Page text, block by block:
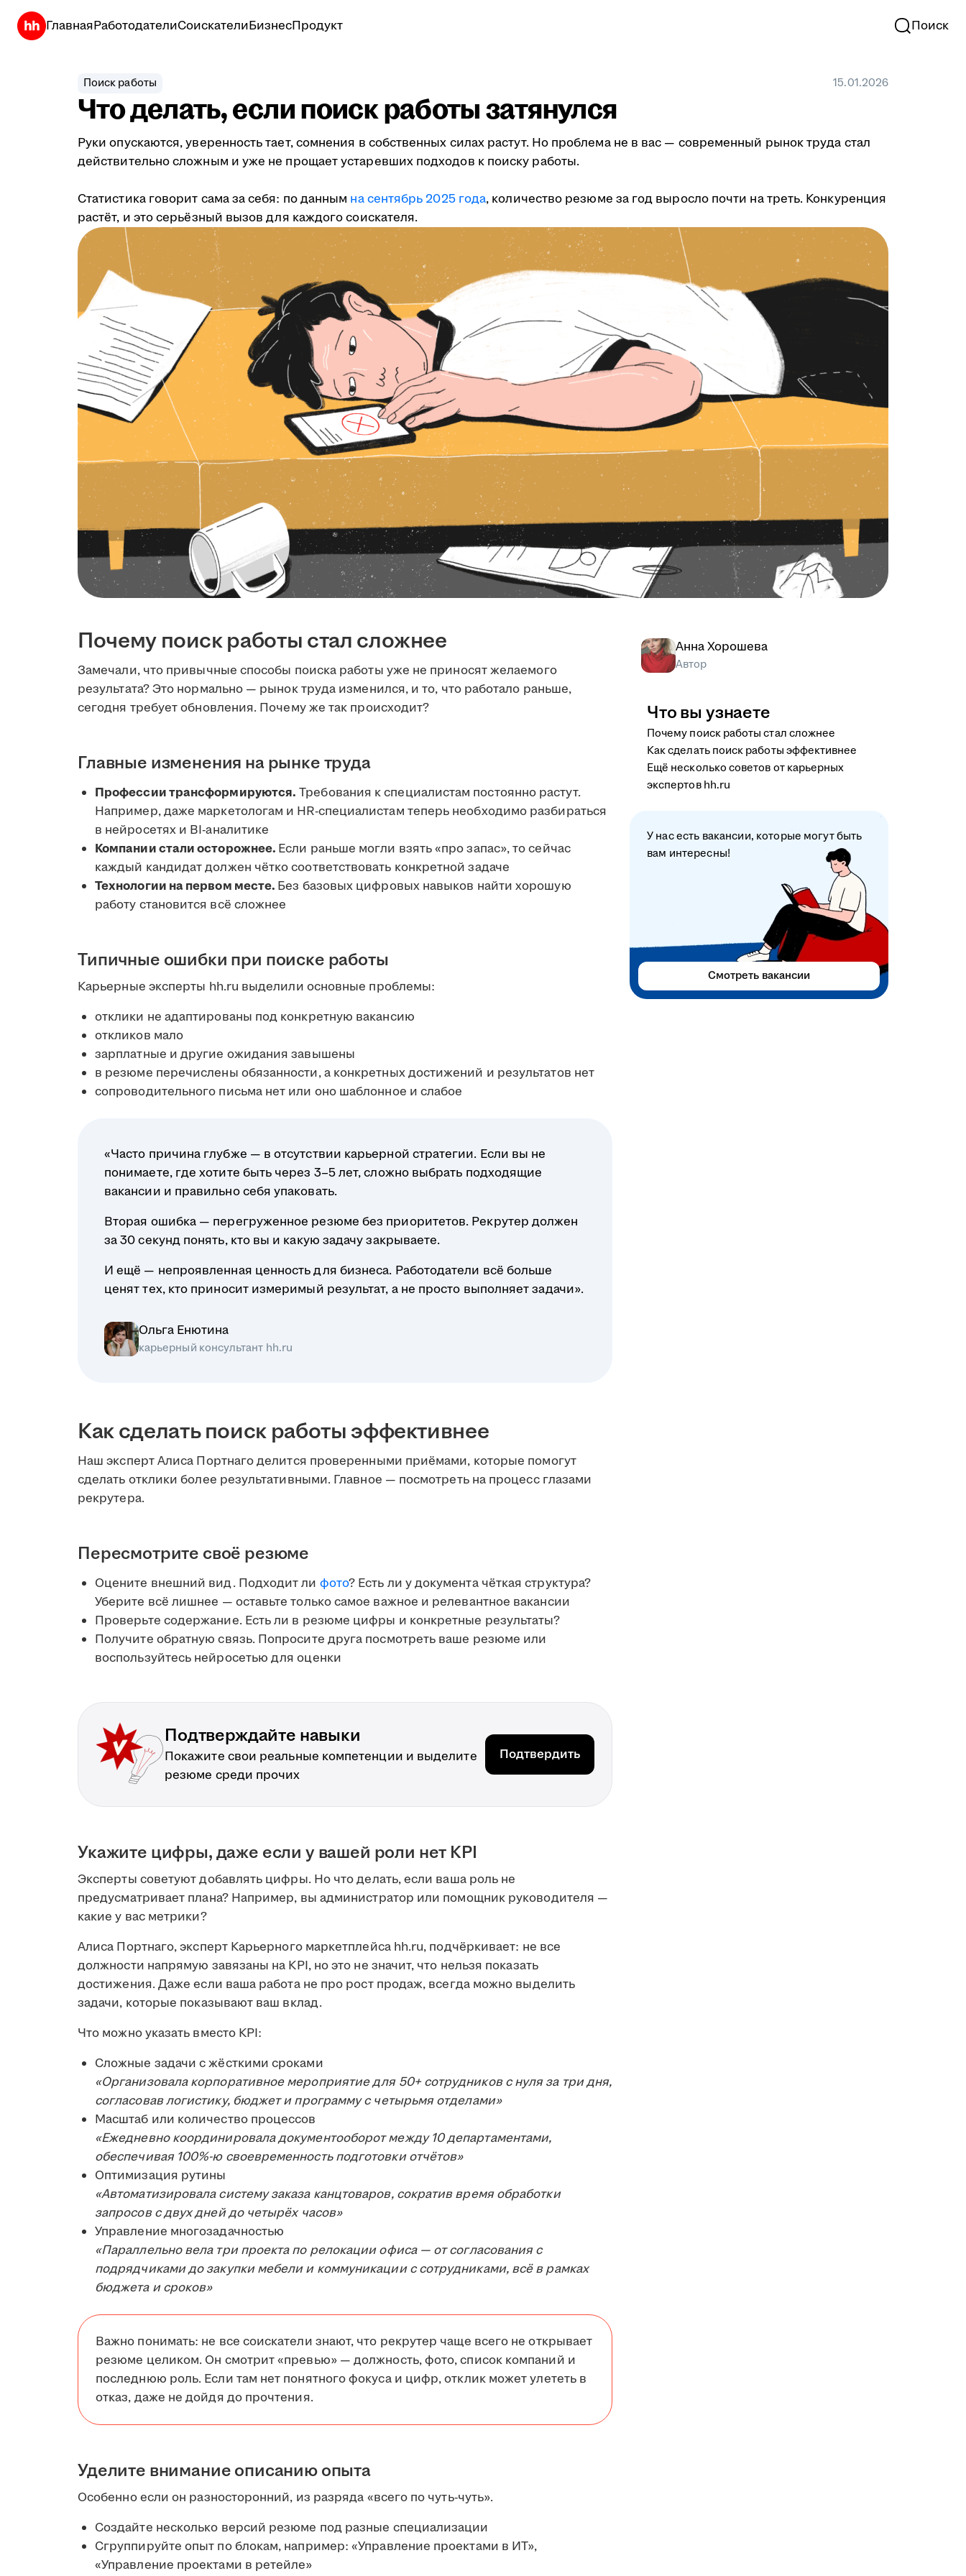
ГлавнаяРаботодателиСоискателиБизнесПродукт Поиск
Поиск работы 15.01.2026
Что делать, если поиск работы затянулся
Руки опускаются, уверенность тает, сомнения в собственных силах растут. Но проблема не в вас — современный рынок труда стал
действительно сложным и уже не прощает устаревших подходов к поиску работы.
Статистика говорит сама за себя: по данным на сентябрь 2025 года, количество резюме за год выросло почти на треть. Конкуренция
растёт, и это серьёзный вызов для каждого соискателя.
Почему поиск работы стал сложнее
Замечали, что привычные способы поиска работы уже не приносят желаемого
результата? Это нормально — рынок труда изменился, и то, что работало раньше,
сегодня требует обновления. Почему же так происходит?
Главные изменения на рынке труда
Профессии трансформируются. Требования к специалистам постоянно растут.
Например, даже маркетологам и HR-специалистам теперь необходимо разбираться
в нейросетях и BI-аналитике
Компании стали осторожнее. Если раньше могли взять «про запас», то сейчас
каждый кандидат должен чётко соответствовать конкретной задаче
Технологии на первом месте. Без базовых цифровых навыков найти хорошую
работу становится всё сложнее
Типичные ошибки при поиске работы
Карьерные эксперты hh.ru выделили основные проблемы:
отклики не адаптированы под конкретную вакансию
откликов мало
зарплатные и другие ожидания завышены
в резюме перечислены обязанности, а конкретных достижений и результатов нет
сопроводительного письма нет или оно шаблонное и слабое
«Часто причина глубже — в отсутствии карьерной стратегии. Если вы не
понимаете, где хотите быть через 3–5 лет, сложно выбрать подходящие
вакансии и правильно себя упаковать.
Вторая ошибка — перегруженное резюме без приоритетов. Рекрутер должен
за 30 секунд понять, кто вы и какую задачу закрываете.
И ещё — непроявленная ценность для бизнеса. Работодатели всё больше
ценят тех, кто приносит измеримый результат, а не просто выполняет задачи».
Ольга Енютина
карьерный консультант hh.ru
Как сделать поиск работы эффективнее
Наш эксперт Алиса Портнаго делится проверенными приёмами, которые помогут
сделать отклики более результативными. Главное — посмотреть на процесс глазами
рекрутера.
Пересмотрите своё резюме
Оцените внешний вид. Подходит ли фото? Есть ли у документа чёткая структура?
Уберите всё лишнее — оставьте только самое важное и релевантное вакансии
Проверьте содержание. Есть ли в резюме цифры и конкретные результаты?
Получите обратную связь. Попросите друга посмотреть ваше резюме или
воспользуйтесь нейросетью для оценки
Подтверждайте навыки
Покажите свои реальные компетенции и выделите
резюме среди прочих
Подтвердить
Укажите цифры, даже если у вашей роли нет KPI
Эксперты советуют добавлять цифры. Но что делать, если ваша роль не
предусматривает плана? Например, вы администратор или помощник руководителя —
какие у вас метрики?
Алиса Портнаго, эксперт Карьерного маркетплейса hh.ru, подчёркивает: не все
должности напрямую завязаны на KPI, но это не значит, что нельзя показать
достижения. Даже если ваша работа не про рост продаж, всегда можно выделить
задачи, которые показывают ваш вклад.
Что можно указать вместо KPI:
Сложные задачи с жёсткими сроками
«Организовала корпоративное мероприятие для 50+ сотрудников с нуля за три дня,
согласовав логистику, бюджет и программу с четырьмя отделами»
Масштаб или количество процессов
«Ежедневно координировала документооборот между 10 департаментами,
обеспечивая 100%-ю своевременность подготовки отчётов»
Оптимизация рутины
«Автоматизировала систему заказа канцтоваров, сократив время обработки
запросов с двух дней до четырёх часов»
Управление многозадачностью
«Параллельно вела три проекта по релокации офиса — от согласования с
подрядчиками до закупки мебели и коммуникации с сотрудниками, всё в рамках
бюджета и сроков»
Важно понимать: не все соискатели знают, что рекрутер чаще всего не открывает
резюме целиком. Он смотрит «превью» — должность, фото, список компаний и
последнюю роль. Если там нет понятного фокуса и цифр, отклик может улететь в
отказ, даже не дойдя до прочтения.
Уделите внимание описанию опыта
Особенно если он разносторонний, из разряда «всего по чуть-чуть».
Создайте несколько версий резюме под разные специализации
Сгруппируйте опыт по блокам, например: «Управление проектами в ИТ»,
«Управление проектами в ретейле»
Анна Хорошева
Автор
Что вы узнаете
Почему поиск работы стал сложнее
Как сделать поиск работы эффективнее
Ещё несколько советов от карьерных
экспертов hh.ru
У нас есть вакансии, которые могут быть
вам интересны!
Смотреть вакансии